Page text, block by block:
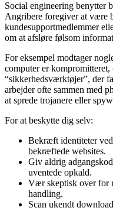
Social engineering benytter
Angribere foregiver at være
kundesupportmedlemmer
om at afsløre følsom
For eksempel modtager
computer er
“sikkerhedsværktøjer”, der
arbejder ofte sammen med
at sprede trojanere eller
For at beskytte dig selv:
Bekræft identiteter
bekræftede websites.
Giv aldrig
uventede opkald.
Vær skeptisk over for
handling.
Scan ukendt